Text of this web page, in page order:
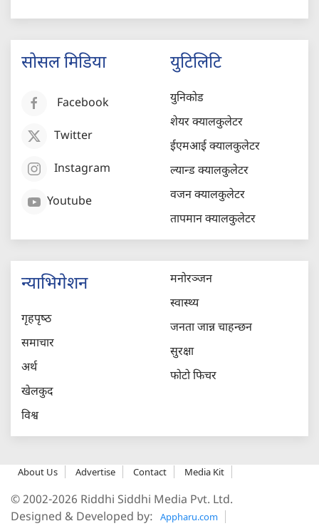
सोसल मिडिया
Facebook
Twitter
Instagram
Youtube
युटिलिटि
युनिकोड
शेयर क्यालकुलेटर
ईएमआई क्यालकुलेटर
ल्यान्ड क्यालकुलेटर
वजन क्यालकुलेटर
तापमान क्यालकुलेटर
न्याभिगेशन
गृहपृष्‍ठ
समाचार
अर्थ
खेलकुद
विश्व
मनोरञ्जन
स्वास्थ्य
जनता जान्न चाहन्छन
सुरक्षा
फोटो फिचर
About Us Advertise Contact Media Kit
© 2002-2026 Riddhi Siddhi Media Pvt. Ltd.
Designed & Developed by:
Appharu.com